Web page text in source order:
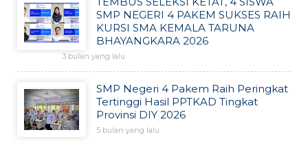
SMP NEGERI 4 PAKEM SUKSES RAIH
KURSI SMA KEMALA TARUNA
BHAYANGKARA 2026
3 bulan yang lalu
SMP Negeri 4 Pakem Raih Peringkat
Tertinggi Hasil PPTKAD Tingkat
Provinsi DIY 2026
5 bulan yang lalu